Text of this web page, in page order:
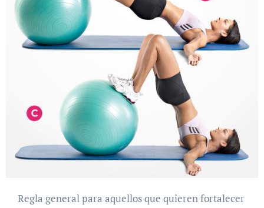
Regla general para aquellos que quieren fortalecer